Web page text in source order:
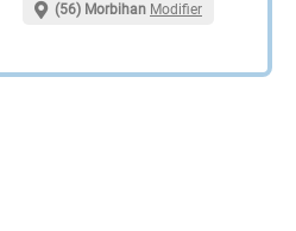
(56) Morbihan Modifier